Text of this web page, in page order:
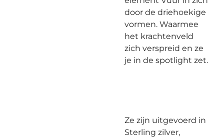
door de driehoekige
vormen. Waarmee
het krachtenveld
zich verspreid en ze
je in de spotlight zet.
Ze zijn uitgevoerd in
Sterling zilver,